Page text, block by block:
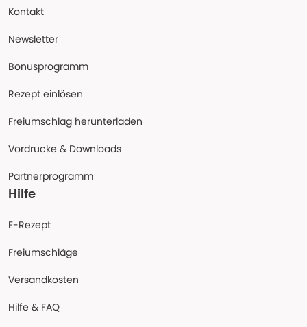
Kontakt
Newsletter
Bonusprogramm
Rezept einlösen
Freiumschlag herunterladen
Vordrucke & Downloads
Partnerprogramm
Hilfe
E-Rezept
Freiumschläge
Versandkosten
Hilfe & FAQ